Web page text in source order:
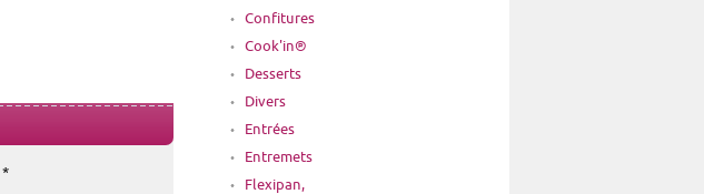
*
Confitures
Cook'in®
Desserts
Divers
Entrées
Entremets
Flexipan,